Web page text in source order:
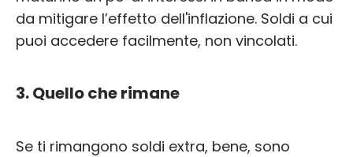
da mitigare l’effetto dell'inflazione. Soldi a cui
puoi accedere facilmente, non vincolati.
3. Quello che rimane
Se ti rimangono soldi extra, bene, sono